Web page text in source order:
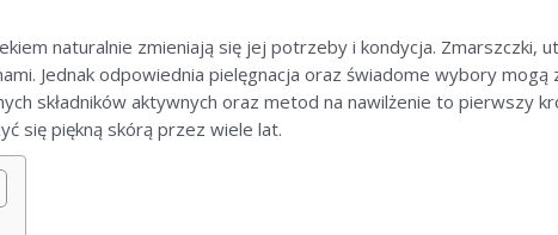
naturalnie zmieniają się jej potrzeby i kondycja. Zmarszczki,
Jednak odpowiednia pielęgnacja oraz świadome wybory mogą
składników aktywnych oraz metod na nawilżenie to pierwszy
się piękną skórą przez wiele lat.